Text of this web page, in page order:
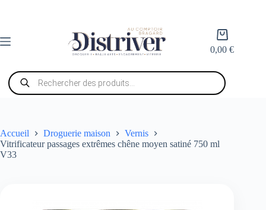
Panier
d’achat
0,00€
Recherche
de
produits
Accueil Droguerie maison
Vernis
Vitrificateur passages extrêmes chêne moyen satiné 750 ml
V33